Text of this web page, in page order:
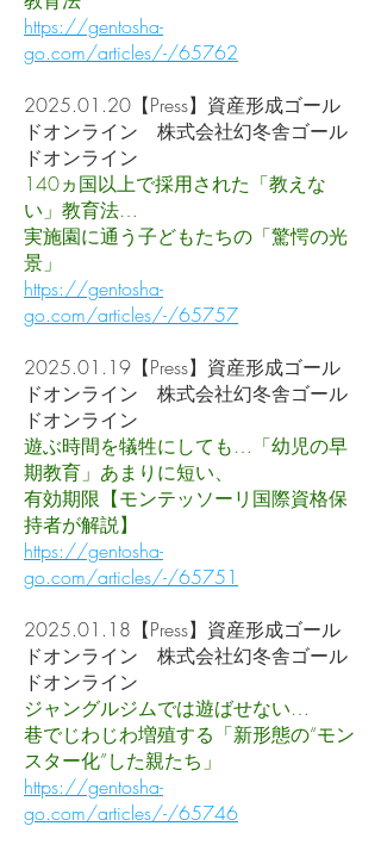
https://gentosha-
go.com/articles/-/65762
2025.01.20 【Press】資産形成ゴール
ドオンライン 株式会社幻冬舎ゴール
ドオンライン
140ヵ国以上で採用された「教えな
い」教育法…
実施園に通う子どもたちの「驚愕の光
景」
https://gentosha-
go.com/articles/-/65757
2025.01.19 【Press】資産形成ゴール
ドオンライン 株式会社幻冬舎ゴール
ドオンライン
遊ぶ時間を犠牲にしても…「幼児の早
期教育」あまりに短い、
有効期限【モンテッソーリ国際資格保
持者が解説】
https://gentosha-
go.com/articles/-/65751
2025.01.18 【Press】資産形成ゴール
ドオンライン 株式会社幻冬舎ゴール
ドオンライン
ジャングルジムでは遊ばせない…
巷でじわじわ増殖する「新形態の“モン
スター化”した親たち」
https://gentosha-
go.com/articles/-/65746